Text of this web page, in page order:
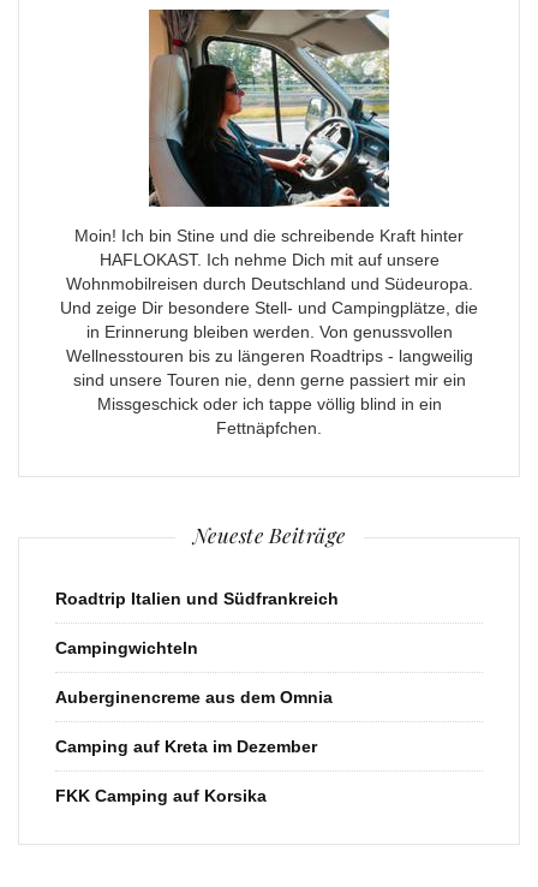
Moin! Ich bin Stine und die schreibende Kraft hinter
HAFLOKAST. Ich nehme Dich mit auf unsere
Wohnmobilreisen durch Deutschland und Südeuropa.
Und zeige Dir besondere Stell- und Campingplätze, die
in Erinnerung bleiben werden. Von genussvollen
Wellnesstouren bis zu längeren Roadtrips - langweilig
sind unsere Touren nie, denn gerne passiert mir ein
Missgeschick oder ich tappe völlig blind in ein
Fettnäpfchen.
Neueste Beiträge
Roadtrip Italien und Südfrankreich
Campingwichteln
Auberginencreme aus dem Omnia
Camping auf Kreta im Dezember
FKK Camping auf Korsika